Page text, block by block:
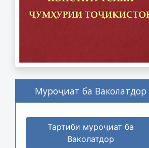
Муроҷиат ба Ваколатдор
Тартиби муроҷиат ба
Ваколатдор